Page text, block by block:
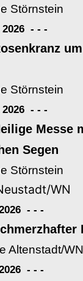
Störnstein
- - -
Störnstein
- - -
Messe
Segen
Störnstein
WN
- - -
Altenstadt/WN
- - -